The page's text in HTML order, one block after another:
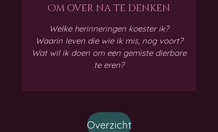
Om over na te denken
Welke herinneringen koester ik?
Waarin leven die wie ik mis, nog voort?
Wat wil ik doen om een gemiste dierbare
te eren?
Overzicht